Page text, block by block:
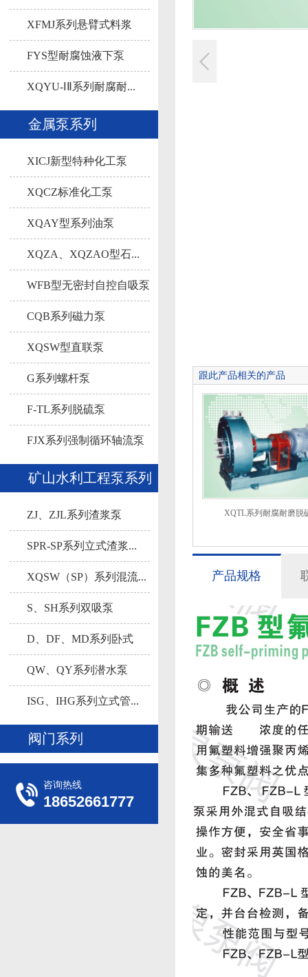
XFMJ系列悬臂式料浆
液...
FYS型耐腐蚀液下泵
XQYU-ⅠⅡ系列耐腐耐...
金属泵系列
XICJ新型特种化工泵
XQCZ标准化工泵
XQAY型系列油泵
XQZA、XQZAO型石...
WFB型无密封自控自吸泵
CQB系列磁力泵
XQSW型直联泵
G系列螺杆泵
F-TL系列脱硫泵
FJX系列强制循环轴流泵
矿山水利工程泵系列
ZJ、ZJL系列渣浆泵
SPR-SP系列立式渣浆...
XQSW（SP）系列混流...
S、SH系列双吸泵
D、DF、MD系列卧式
多...
QW、QY系列潜水泵
ISG、IHG系列立式管...
阀门系列
咨询热线
18652661777
跟此产品相关的产品
XQTL系列耐腐耐磨脱
产品规格